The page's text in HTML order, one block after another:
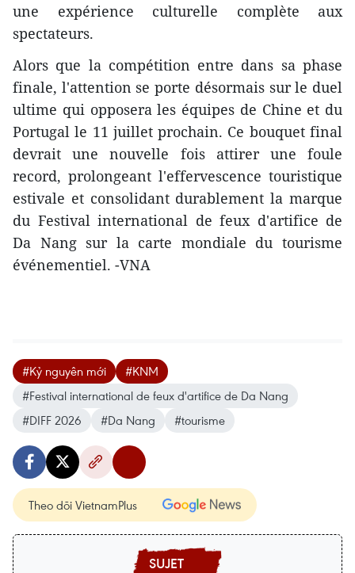
une expérience culturelle complète aux
spectateurs.
Alors que la compétition entre dans sa phase
finale, l'attention se porte désormais sur le duel
ultime qui opposera les équipes de Chine et du
Portugal le 11 juillet prochain. Ce bouquet final
devrait une nouvelle fois attirer une foule
record, prolongeant l'effervescence touristique
estivale et consolidant durablement la marque
du Festival international de feux d'artifice de
Da Nang sur la carte mondiale du tourisme
événementiel. -VNA
#Kỷ nguyên mới
#KNM
#Festival international de feux d'artifice de Da Nang
#DIFF 2026
#Da Nang #tourisme
Theo dõi VietnamPlus